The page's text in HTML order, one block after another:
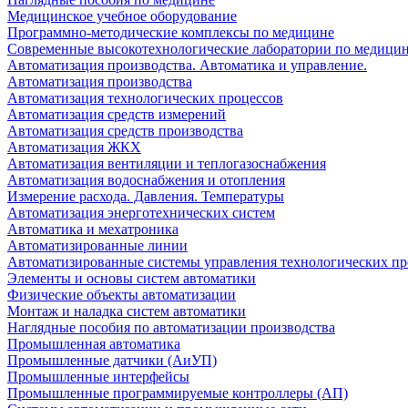
Медицинское учебное оборудование
Программно-методические комплексы по медицине
Современные высокотехнологические лаборатории по
Автоматизация производства. Автоматика и управление.
Автоматизация производства
Автоматизация технологических процессов
Автоматизация средств измерений
Автоматизация средств производства
Автоматизация ЖКХ
Автоматизация вентиляции и теплогазоснабжения
Автоматизация водоснабжения и отопления
Измерение расхода. Давления. Температуры
Автоматизация энерготехнических систем
Автоматика и мехатроника
Автоматизированные линии
Автоматизированные системы управления технологических
Элементы и основы систем автоматики
Физические объекты автоматизации
Монтаж и наладка систем автоматики
Наглядные пособия по автоматизации производства
Промышленная автоматика
Промышленные датчики (АиУП)
Промышленные интерфейсы
Промышленные программируемые контроллеры (АП)